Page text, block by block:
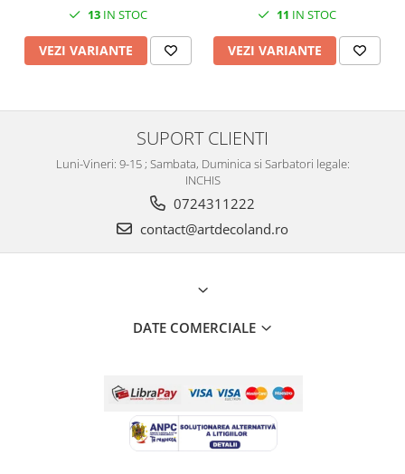
buc
13 IN STOC
VEZI VARIANTE
11 IN STOC
VEZI VARIANTE
SUPORT CLIENTI
Luni-Vineri: 9-15 ; Sambata, Duminica si Sarbatori legale:
INCHIS
0724311222
contact@artdecoland.ro
DATE COMERCIALE